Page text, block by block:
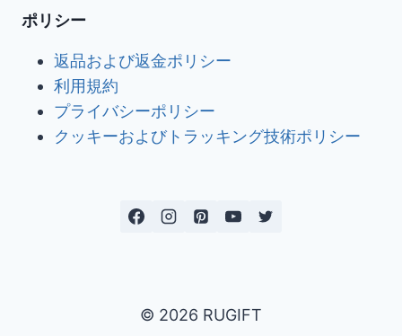
ポリシー
返品および返金ポリシー
利用規約
プライバシーポリシー
クッキーおよびトラッキング技術ポリシー
© 2026 RUGIFT